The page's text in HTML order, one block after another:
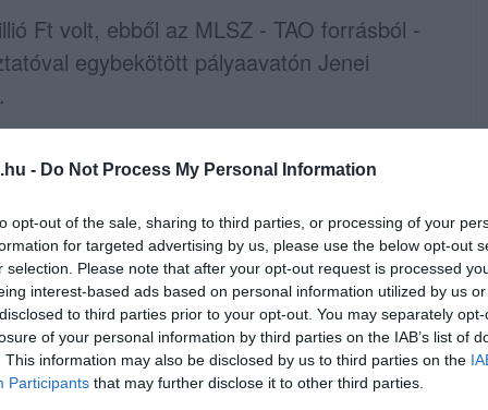
- Do Not Process My Personal Information
opt-out of the sale, sharing to third parties, or processing of your
for targeted advertising by us, please use the below opt-out
selection. Please note that after your opt-out request is processed
interest-based ads based on personal information utilized by us
to third parties prior to your opt-out. You may separately
of your personal information by third parties on the IAB’s list of
This information may also be disclosed by us to third parties on the
Participants that may further disclose it to other third parties.
Ft volt, ebből az MLSZ - TAO forrásból -
egybekötött pályaavatón Jenei
30% önerőt (7,5 millió Ft) biztosított és
ki Habis László polgármester.
szálhosszúságú műfű kvarchomok és
fehér vonalakkal, 2 db 3 x 2 méteres
labdafogó háló, pálya körül palánk és
fejlesztés fő céljai: